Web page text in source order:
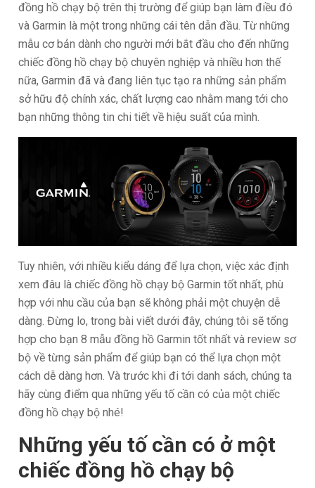
đồng hồ chạy bộ trên thị trường để giúp bạn làm điều đó
và Garmin là một trong những cái tên dẫn đầu. Từ những
mẫu cơ bản dành cho người mới bắt đầu cho đến những
chiếc đồng hồ chạy bộ chuyên nghiệp và nhiều hơn thế
nữa, Garmin đã và đang liên tục tạo ra những sản phẩm
sở hữu độ chính xác, chất lượng cao nhằm mang tới cho
bạn những thông tin chi tiết về hiệu suất của mình.
Tuy nhiên, với nhiều kiểu dáng để lựa chọn, việc xác định
xem đâu là chiếc đồng hồ chạy bộ Garmin tốt nhất, phù
hợp với nhu cầu của bạn sẽ không phải một chuyện dễ
dàng. Đừng lo, trong bài viết dưới đây, chúng tôi sẽ tổng
hợp cho bạn 8 mẫu đồng hồ Garmin tốt nhất và review sơ
bộ về từng sản phẩm để giúp bạn có thể lựa chọn một
cách dễ dàng hơn. Và trước khi đi tới danh sách, chúng ta
hãy cùng điểm qua những yếu tố cần có của một chiếc
đồng hồ chạy bộ nhé!
Những yếu tố cần có ở một
chiếc đồng hồ chạy bộ